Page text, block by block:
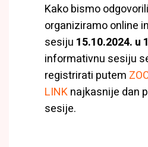
Kako bismo
organiziramo online
sesiju 15.10.2024. u
informativnu sesiju
registrirati putem
LINKnajkasnije dan
sesije.